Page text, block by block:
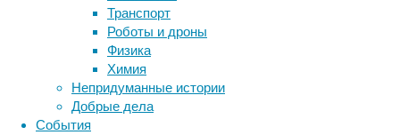
Транспорт
Роботы и дроны
Физика
Химия
Непридуманные истории
Добрые дела
События
IP-
телефонии?
Масштабируемость
лекарства медицина
мозг наука
нейробиология
нейрофизиология